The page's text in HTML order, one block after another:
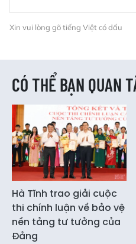
Xin vui lòng gõ tiếng Việt có dấu
CÓ THỂ BẠN QUAN
Hà Tĩnh trao giải cuộc
thi chính luận về bảo vệ
nền tảng tư tưởng của
Đảng